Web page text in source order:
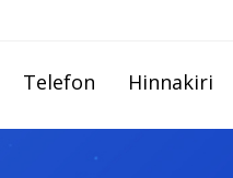
Telefon Hinnakiri